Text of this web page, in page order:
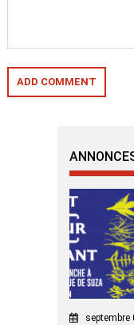
septembre